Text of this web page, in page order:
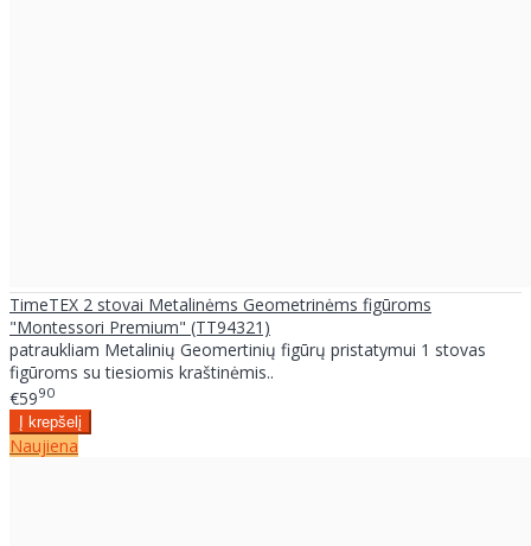
TimeTEX 2 stovai Metalinėms Geometrinėms figūroms
"Montessori Premium" (TT94321)
patraukliam Metalinių Geomertinių figūrų pristatymui 1 stovas
figūroms su tiesiomis kraštinėmis..
€5990
Naujiena